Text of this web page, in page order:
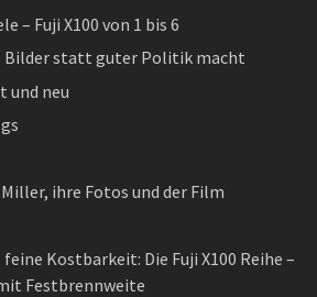
– Fuji X100 von 1 bis 6
Bilder statt guter Politik macht
und neu
ihre Fotos und der Film
Kostbarkeit: Die Fuji X100 Reihe –
Festbrennweite